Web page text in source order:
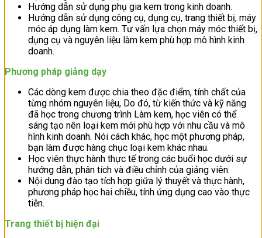
Hướng dẫn sử dụng phụ gia kem trong kinh doanh.
Hướng dẫn sử dụng công cụ, dụng cụ, trang thiết bị, máy
móc áp dụng làm kem. Tư vấn lựa chọn máy móc thiết bị,
dụng cụ và nguyên liệu làm kem phù hợp mô hình kinh
doanh.
Phương pháp giảng dạy
Các dòng kem được chia theo đặc điểm, tính chất của
từng nhóm nguyên liệu, Do đó, từ kiến thức và kỹ năng
đã học trong chương trình Làm kem, học viên có thể
sáng tạo nên loại kem mới phù hợp với nhu cầu và mô
hình kinh doanh. Nói cách khác, học một phương pháp,
bạn làm được hàng chục loại kem khác nhau.
Học viên thực hành thực tế trong các buổi học dưới sự
hướng dẫn, phân tích và điều chỉnh của giảng viên.
Nội dung đào tạo tích hợp giữa lý thuyết và thực hành,
phương pháp học hai chiều, tính ứng dụng cao vào thực
tiễn.
Trang thiết bị hiện đại